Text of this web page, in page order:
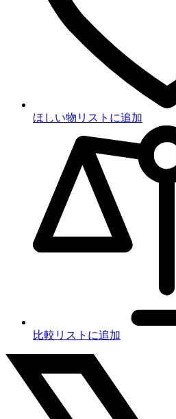
ほしい物リストに追加
比較リストに追加